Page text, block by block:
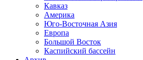
Кавказ
Америка
Юго-Восточная Азия
Европа
Большой Восток
Каспийский бассейн